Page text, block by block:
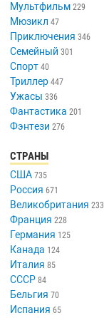
Мультфильм 229
Мюзикл 47
Приключения 346
Семейный 301
Спорт 40
Триллер 447
Ужасы 336
Фантастика 201
Фэнтези 276
СТРАНЫ
США 735
Россия 671
Великобритания 233
Франция 228
Германия 125
Канада 124
Италия 85
СССР 84
Бельгия 70
Испания 65